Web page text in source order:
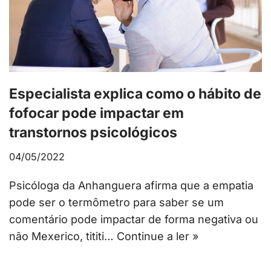
Especialista explica como o hábito de
fofocar pode impactar em
transtornos psicológicos
04/05/2022
Psicóloga da Anhanguera afirma que a empatia
pode ser o termômetro para saber se um
comentário pode impactar de forma negativa ou
não Mexerico, tititi… Continue a ler »